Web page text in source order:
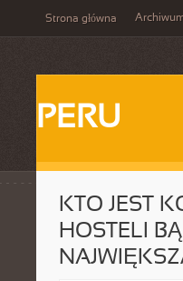
Strona główna
PERU
KTO JEST
HOSTELI